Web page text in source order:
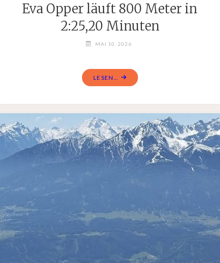
Eva Opper läuft 800 Meter in
2:25,20 Minuten
MAI 10, 2026
LESEN...